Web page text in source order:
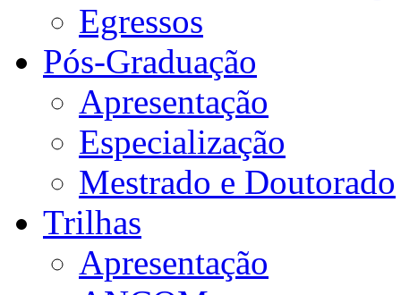
Egressos
Pós-Graduação
Apresentação
Especialização
Mestrado e Doutorado
Trilhas
Apresentação